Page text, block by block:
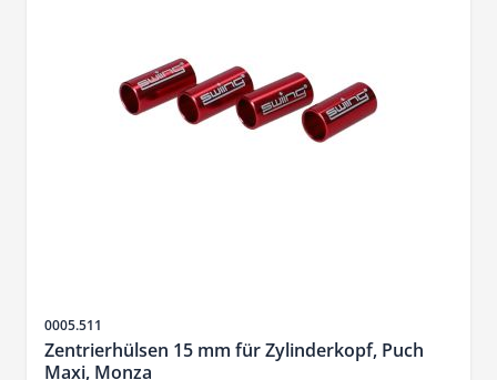
SKU
0005.511
Zentrierhülsen 15 mm für Zylinderkopf, Puch
Maxi, Monza